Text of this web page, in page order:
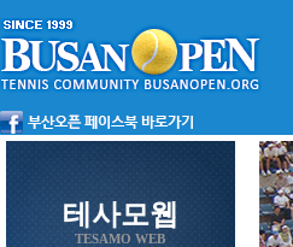
테사모웹
TESAMO WEB